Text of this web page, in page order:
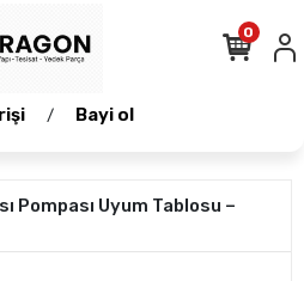
/ Bayi ol
0
Pompası Uyum Tablosu –